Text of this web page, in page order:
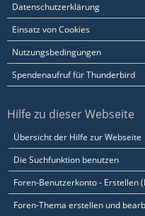
Datenschutzerklärung
Einsatz von Cookies
Nutzungsbedingungen
Spendenaufruf für Thunderbird
Hilfe zu dieser Webseite
Übersicht der Hilfe zur Webseite
Die Suchfunktion benutzen
Foren-Benutzerkonto - Erstellen
Foren-Thema erstellen und